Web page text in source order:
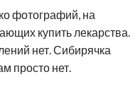
фотографий, на
купить лекарства.
нет. Сибирячка
просто нет.